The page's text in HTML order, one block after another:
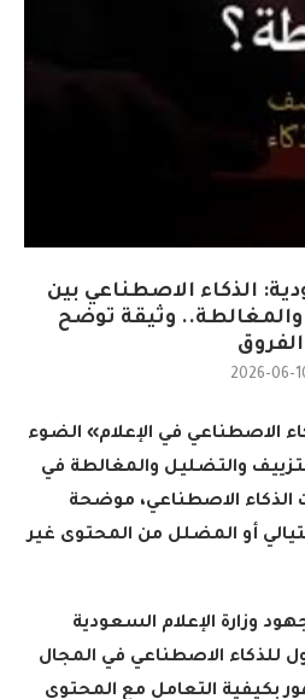
الذكاء الاصطناعي بين
والمغالطة.. وثيقة توضح
الفروق
2026-06-
الاصطناعي في الإعلام» الضوء
والتضليل والمغالطة في
الذكاء الاصطناعي، موضحة
أو المضلل من المحتوى غير
وزارة الإعلام السعودية
للذكاء الاصطناعي في المجال
بكيفية التعامل مع المحتوى